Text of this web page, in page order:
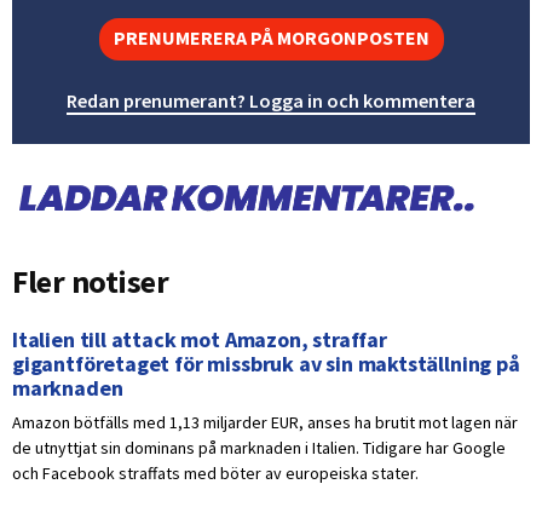
PRENUMERERA PÅ MORGONPOSTEN
Redan prenumerant? Logga in och kommentera
Fler notiser
Italien till attack mot Amazon, straffar
gigantföretaget för missbruk av sin maktställning på
marknaden
Amazon bötfälls med 1,13 miljarder EUR, anses ha brutit mot lagen när
de utnyttjat sin dominans på marknaden i Italien. Tidigare har Google
och Facebook straffats med böter av europeiska stater.